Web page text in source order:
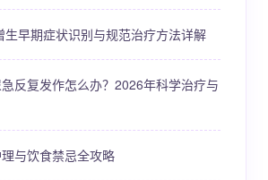
早期症状识别与规范治疗方法详解
反复发作怎么办？2026年科学治疗与
与饮食禁忌全攻略